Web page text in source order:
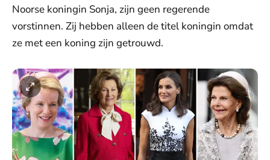
Noorse koningin Sonja, zijn geen regerende
vorstinnen. Zij hebben alleen de titel koningin omdat
ze met een koning zijn getrouwd.